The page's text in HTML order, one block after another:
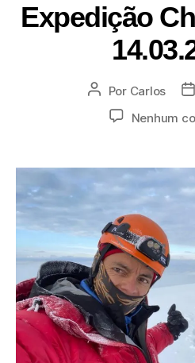
Expedição
Por Carlos
Nenhum